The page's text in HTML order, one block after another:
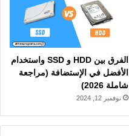
الفرق بين HDD و SSD واستخدام
الأفضل في الإستضافة (مراجعة
شاملة 2026)
نوفمبر 12, 2024